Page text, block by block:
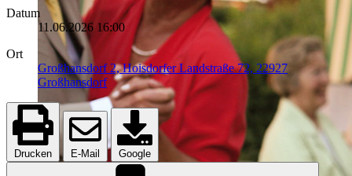
Datum
11.06.2026 16:00
Ort
Großhansdorf 2, Hoisdorfer Landstraße 72, 22927
Großhansdorf
Drucken E-Mail Google